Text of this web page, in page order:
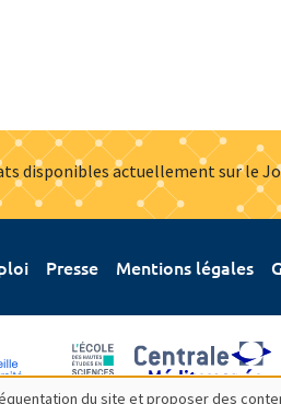
disponibles actuellement sur le
Presse Mentions légales
du site et proposer des